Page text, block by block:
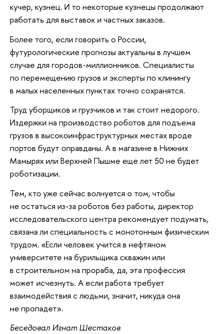
кучер, кузнец. И то некоторые кузнецы продолжают
работать для выставок и частных заказов.
Более того, если говорить о России,
футурологические прогнозы актуальны в лучшем
случае для городов-миллионников. Специалисты
по перемещению грузов и эксперты по клинингу
в малых населенных пунктах точно сохранятся.
Труд уборщиков и грузчиков и так стоит недорого.
Издержки на производство роботов для подъема
грузов в высокоинфраструктурных местах вроде
портов будут оправданы. А в магазине в Нижних
Мамырях или Верхней Пышме еще лет 50 не будет
роботизации.
Тем, кто уже сейчас волнуется о том, чтобы
не остаться из-за роботов без работы, директор
исследовательского центра рекомендует подумать,
связана ли специальность с монотонным физическим
трудом. «Если человек учится в нефтяном
университете на бурильщика скважин или
в строительном на прораба, да, эта профессия
может исчезнуть. А если работа требует
взаимодействия с людьми, значит, никуда она
не пропадет».
Беседовал Игнат Шестаков